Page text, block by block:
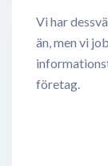
Vi har
än, men vi
företag.